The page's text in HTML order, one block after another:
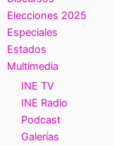
Elecciones 2025
Especiales
Estados
Multimedia
INE TV
INE Radio
Podcast
Galerías